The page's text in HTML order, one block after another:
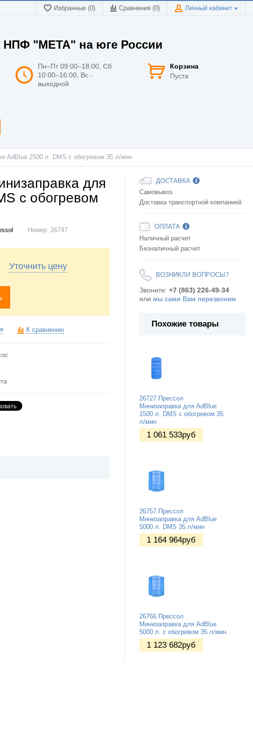
Избранные (0) Сравнения (0) Личный кабинет
НПФ "МЕТА" на юге России
Пн–Пт 09:00–18:00, Сб
10:00–16:00, Вс -
выходной
Корзина
Пуста
AdBlue 2500 л. DMS c обогревом 35 л/мин
для
c обогревом
Номер: 26747
Уточнить цену
К сравнению
ДОСТАВКА
Самовывоз
Доставка транспортной компанией
ОПЛАТА
Наличный расчет
Безналичный расчет
ВОЗНИКЛИ ВОПРОСЫ?
Звоните: +7 (863) 226-49-34
или мы сами Вам перезвоним
Похожие товары
26727 Прессол
Минизаправка для AdBlue
1500 л. DMS c обогревом 35
л/мин
1 061 533руб
26757 Прессол
Минизаправка для AdBlue
5000 л. DMS 35 л/мин
1 164 964руб
26766 Прессол
Минизаправка для AdBlue
5000 л. c обогревом 35 л/мин
1 123 682руб